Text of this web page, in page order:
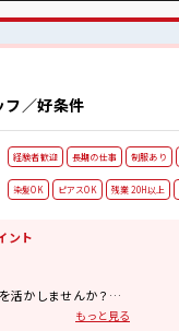
い世代がたくさん活躍中の活
チや休憩も充実しそう♪
フ／好条件
経験者歓迎 長期の仕事 制服あり
染髪OK ピアスOK 残業 20H以上
ント
活かしませんか？
もっと見る